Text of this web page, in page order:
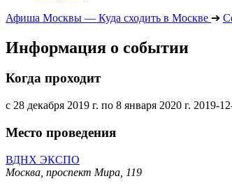
Афиша Москвы — Куда сходить в Москве ➔
Информация о событии
Когда проходит
с 28 декабря 2019 г. по 8 января 2020 г. 2019-
Место проведения
ВДНХ ЭКСПО
Москва, проспект Мира, 119